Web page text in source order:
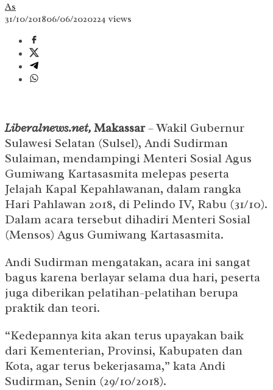
As
31/10/201806/06/2020224 views
Liberalnews.net, Makassar– Wakil Gubernur
Sulawesi Selatan (Sulsel), Andi Sudirman
Sulaiman, mendampingi Menteri Sosial Agus
Gumiwang Kartasasmita melepas peserta
Jelajah Kapal Kepahlawanan, dalam rangka
Hari Pahlawan 2018, di Pelindo IV, Rabu (31/10).
Dalam acara tersebut dihadiri Menteri Sosial
(Mensos) Agus Gumiwang Kartasasmita.
Andi Sudirman mengatakan, acara ini sangat
bagus karena berlayar selama dua hari, peserta
juga diberikan pelatihan-pelatihan berupa
praktik dan teori.
“Kedepannya kita akan terus upayakan baik
dari Kementerian, Provinsi, Kabupaten dan
Kota, agar terus bekerjasama,” kata Andi
Sudirman, Senin (29/10/2018).